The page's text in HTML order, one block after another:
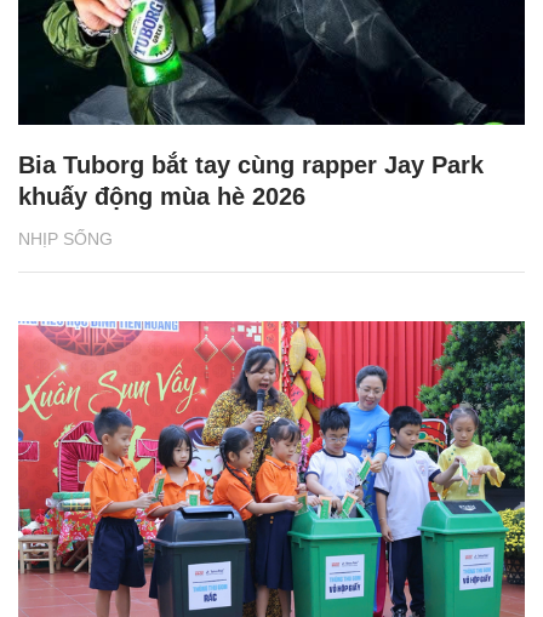
NHỊP SỐNG
Bia Tuborg bắt tay cùng rapper Jay Park
khuấy động mùa hè 2026